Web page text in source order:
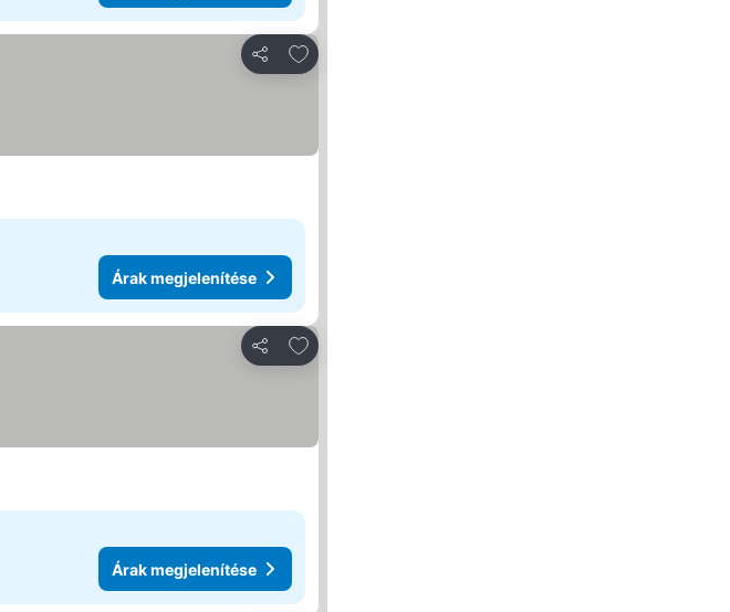
Megosztás
Hozzáadás a kedvencekhez
Árak megjelenítése
Megosztás
Hozzáadás a kedvencekhez
Árak megjelenítése